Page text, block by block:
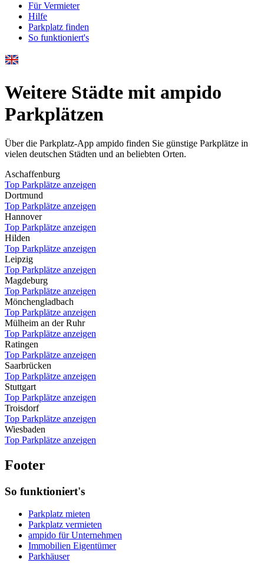
Für Vermieter
Hilfe
Parkplatz finden
So funktioniert's
Weitere Städte mit ampido
Parkplätzen
Über die Parkplatz-App ampido finden Sie günstige Parkplätze in
vielen deutschen Städten und an beliebten Orten.
Aschaffenburg
Top Parkplätze anzeigen
Dortmund
Top Parkplätze anzeigen
Hannover
Top Parkplätze anzeigen
Hilden
Top Parkplätze anzeigen
Leipzig
Top Parkplätze anzeigen
Magdeburg
Top Parkplätze anzeigen
Mönchengladbach
Top Parkplätze anzeigen
Mülheim an der Ruhr
Top Parkplätze anzeigen
Ratingen
Top Parkplätze anzeigen
Saarbrücken
Top Parkplätze anzeigen
Stuttgart
Top Parkplätze anzeigen
Troisdorf
Top Parkplätze anzeigen
Wiesbaden
Top Parkplätze anzeigen
Footer
So funktioniert's
Parkplatz mieten
Parkplatz vermieten
ampido für Unternehmen
Immobilien Eigentümer
Parkhäuser